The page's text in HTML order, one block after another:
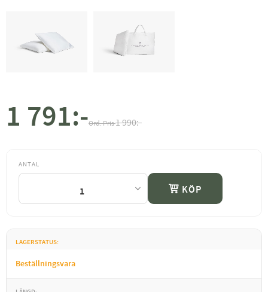
Nedsatt pris:
1 791:- 1 990:-
ANTAL
KÖP
LAGERSTATUS
Beställningsvara